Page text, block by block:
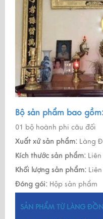
Bộ sản phẩm bao gồm:
01 bộ hoành phi câu đối
Xuất xứ sản phẩm: Làng
Kích thước sản phẩm:
Khối lượng sản phẩm:
Đóng gói: Hộp sản phẩm
SẢN PHẨM TỪ LÀNG